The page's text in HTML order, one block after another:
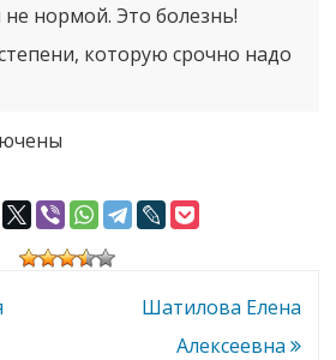
не нормой. Это болезнь!
которую срочно надо
Шатилова Елена
Алексеевна